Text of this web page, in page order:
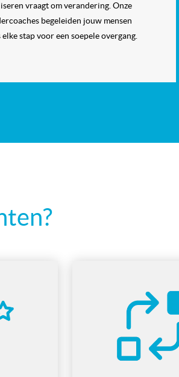
vraagt om verandering. Onze
begeleiden jouw mensen
stap voor een soepele overgang.